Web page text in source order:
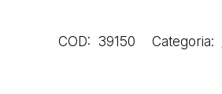
COD: 39150 Categoria: